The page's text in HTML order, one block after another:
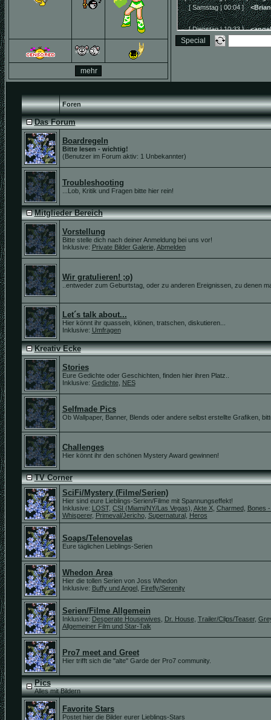
Foren
Das Forum
Boardregeln
Bitte lesen - wichtig!
(Benutzer im Forum aktiv: 1 Unbekannter)
Troubleshooting
...Lob, Kritik und Fragen bitte hier rein!
Mitglieder Bereich
Vorstellung
Bitte stelle dich nach deiner Anmeldung bei uns vor!
Inklusive: Private Bilder Galerie, Abmelden
Wir gratulieren! ;o)
..entweder zum Geburtstag, oder zu anderen Ereignissen, zu denen
Let´s talk about...
Hier könnt ihr quasseln, klönen, tratschen, diskutieren...
Inklusive: Umfragen
Kreativ Ecke
Stories
Eure Gedichte oder Geschichten, finden hier ihren Platz..
Inklusive: Gedichte, NES
Selfmade Pics
Ob Wallpaper, Banner, Blends oder andere selbst erstellte Grafiken,
Challenges
Hier könnt ihr den schönen Mystery Award gewinnen!
TV Corner
SciFi/Mystery (Filme/Serien)
Hier sind eure Lieblings-Serien/Filme mit Spannungseffekt!
Inklusive: LOST, CSI (Miami/NY/Las Vegas) Akte X, Charmed, Bones
Whisperer, Primeval/Jericho, Supernatural, Heros
Soaps/Telenovelas
Eure täglichen Lieblings-Serien
Whedon Area
Hier die tollen Serien von Joss Whedon
Inklusive: Buffy und Angel, Firefly/Serenity
Serien/Filme Allgemein
Inklusive: Desperate Housewives Dr. House, Trailer/Clips/Teaser,
Allgemeiner Film und Star-Talk
Pro7 meet and Greet
Hier trifft sich die "alte" Garde der Pro7 community.
Pics
Alles mit Bildern
Favorite Stars
Postet hier die Bilder eurer Lieblings-Stars